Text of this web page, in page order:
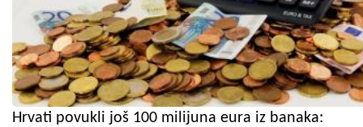
Hrvati povukli još 100 milijuna eura iz banaka: